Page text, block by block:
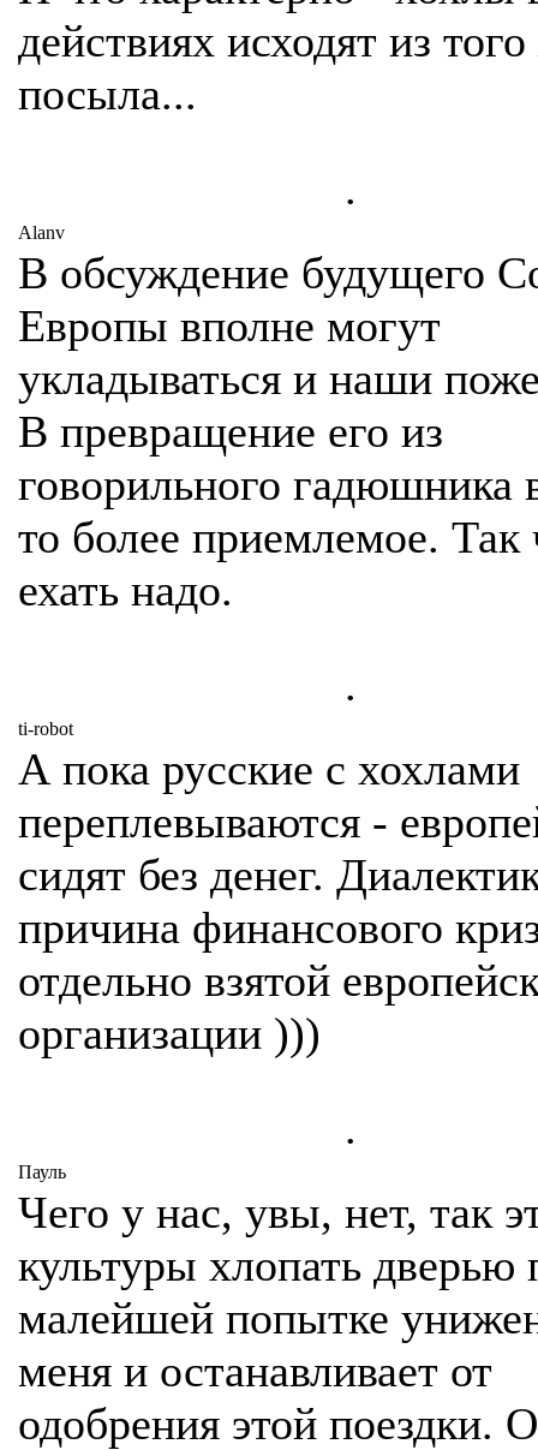
действиях исходят из
посыла...
.
Alanv
В обсуждение будущего
Европы вполне могут
укладываться и наши
В превращение его из
говорильного гадюшника
то более приемлемое. Так
ехать надо.
.
ti-robot
А пока русские с хохлами
переплевываются -
сидят без денег.
причина финансового
отдельно взятой
организации )))
.
Пауль
Чего у нас, увы, нет, так
культуры хлопать дверью
малейшей попытке
меня и останавливает от
одобрения этой поездки.